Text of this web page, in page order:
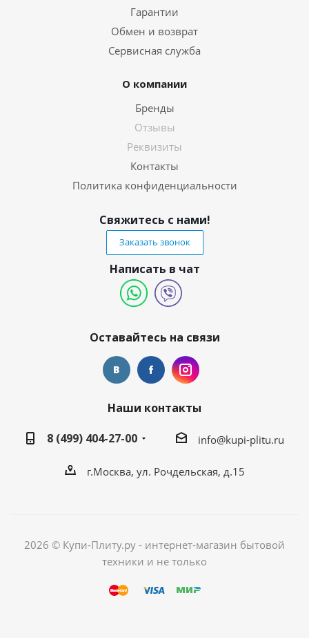
Гарантии
Обмен и возврат
Сервисная служба
О компании
Бренды
Отзывы
Реквизиты
Контакты
Политика конфиденциальности
Свяжитесь с нами!
Заказать звонок
Написать в чат
Оставайтесь на связи
Наши контакты
8 (499) 404-27-00
info@kupi-plitu.ru
г.Москва, ул. Рочдельская, д.15
2026 © Купи-Плиту.ру - интернет-магазин бытовой
техники и не только